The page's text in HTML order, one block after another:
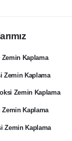
Kaplama
Zemin Kaplama
Zemin Kaplama
Kaplama
Zemin Kaplama